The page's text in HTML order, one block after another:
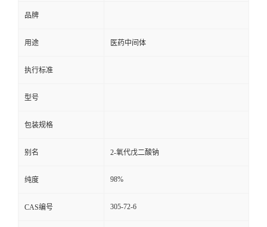
品牌
用途 医药中间体
执行标准
型号
包装规格
别名 2-氧代戊二酸钠
纯度 98%
CAS编号 305-72-6